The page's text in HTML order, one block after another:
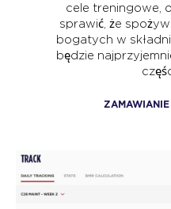
cele treningowe,
sprawić, że
bogatych w
będzie